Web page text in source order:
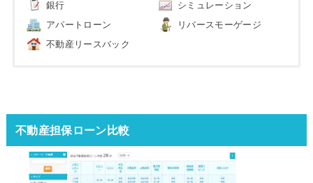
銀行 シミュレーション
アパートローン リバースモーゲージ
不動産リースバック
不動産担保ローン比較